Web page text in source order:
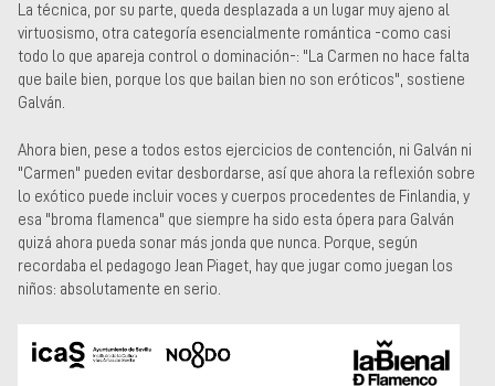
La técnica, por su parte, queda desplazada a un lugar muy ajeno al
virtuosismo, otra categoría esencialmente romántica -como casi
todo lo que apareja control o dominación-: "La Carmen no hace falta
que baile bien, porque los que bailan bien no son eróticos", sostiene
Galván.
Ahora bien, pese a todos estos ejercicios de contención, ni Galván ni
"Carmen" pueden evitar desbordarse, así que ahora la reflexión sobre
lo exótico puede incluir voces y cuerpos procedentes de Finlandia, y
esa "broma flamenca" que siempre ha sido esta ópera para Galván
quizá ahora pueda sonar más jonda que nunca. Porque, según
recordaba el pedagogo Jean Piaget, hay que jugar como juegan los
niños: absolutamente en serio.